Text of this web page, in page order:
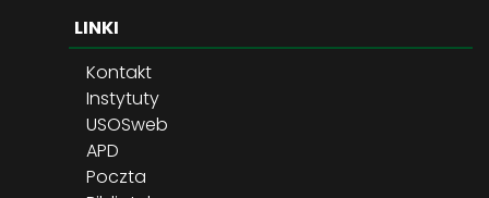
LINKI
Kontakt
Instytuty
USOSweb
APD
Poczta